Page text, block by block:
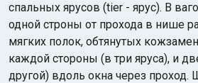
спальных ярусов (tier - ярус). В
одной строны от прохода в нише
мягких полок, обтянутых
каждой стороны (в три яруса), и
другой) вдоль окна через проход.